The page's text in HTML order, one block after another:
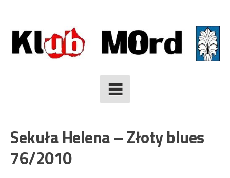
to
content
Sekuła Helena – Złoty blues
76/2010